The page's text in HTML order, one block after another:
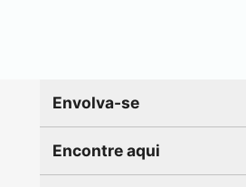
Envolva-se
Encontre aqui